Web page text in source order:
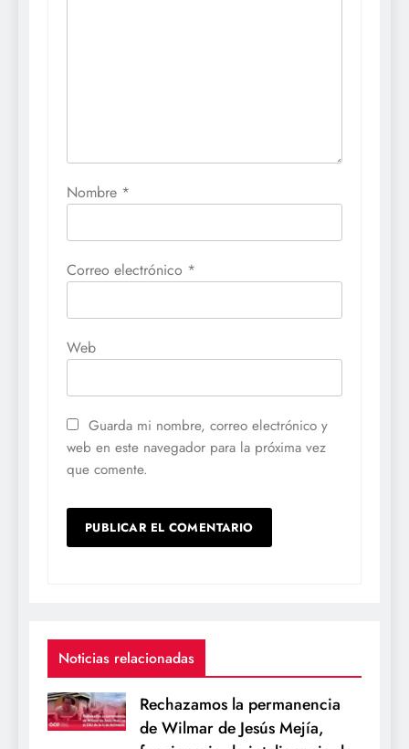
Nombre *
Correo electrónico *
Web
Guarda mi nombre, correo electrónico y
web en este navegador para la próxima vez
que comente.
Noticias relacionadas
Rechazamos la permanencia
de Wilmar de Jesús Mejía,